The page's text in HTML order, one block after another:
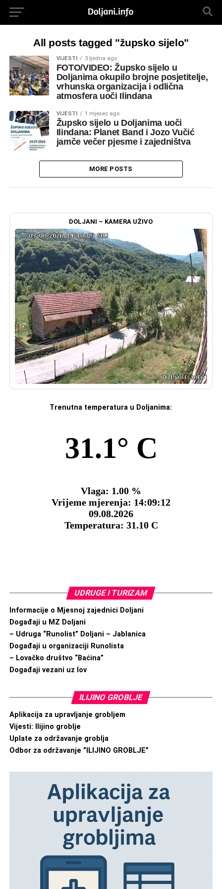
All posts tagged "župsko sijelo"
VIJESTI 3 tjedna ago
FOTO/VIDEO: Župsko sijelo u
Doljanima okupilo brojne posjetitelje,
vrhunska organizacija i odlična
atmosfera uoči Ilindana
VIJESTI 1 mjesec ago
Župsko sijelo u Doljanima uoči
Ilindana: Planet Band i Jozo Vučić
jamče večer pjesme i zajedništva
MORE POSTS
DOLJANI – KAMERA UŽIVO
Trenutna temperatura u Doljanima:
UDRUGE I TURIZAM
Informacije o Mjesnoj zajednici Doljani
Događaji u MZ Doljani
– Udruga “Runolist” Doljani – Jablanica
Događaji u organizaciji Runolista
– Lovačko društvo “Baćina”
Događaji vezani uz lov
ILIJINO GROBLJE
Aplikacija za upravljanje grobljem
Vijesti: Ilijino groblje
Uplate za održavanje groblja
Odbor za održavanje ”ILIJINO GROBLJE”